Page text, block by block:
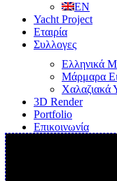
EN
Yacht Project
Εταιρία
Συλλογες
Ελληνικά
Μάρμαρα
Χαλαζιακά
3D Render
Portfolio
Επικοινωνία